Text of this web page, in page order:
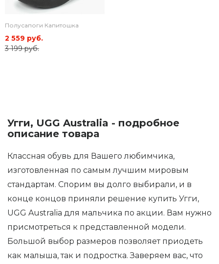
Полусапоги Капитошка
2 559 руб.
3 199 руб.
Угги, UGG Australia - подробное
описание товара
Классная обувь для Вашего любимчика,
изготовленная по самым лучшим мировым
стандартам. Спорим вы долго выбирали, и в
конце концов приняли решение купить Угги,
UGG Australia для мальчика по акции. Вам нужно
присмотреться к представленной модели.
Большой выбор размеров позволяет приодеть
как малыша, так и подростка. Заверяем вас, что